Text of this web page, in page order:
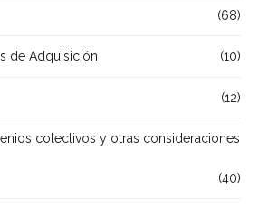
(68)
de Adquisición (10)
(12)
colectivos y otras consideraciones
(40)